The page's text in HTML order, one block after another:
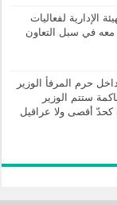
الإدارية لفعاليات
في سبل التعاون
حرم المرفأ الوزير
ستتم الوزير
أقصى ولا عراقيل